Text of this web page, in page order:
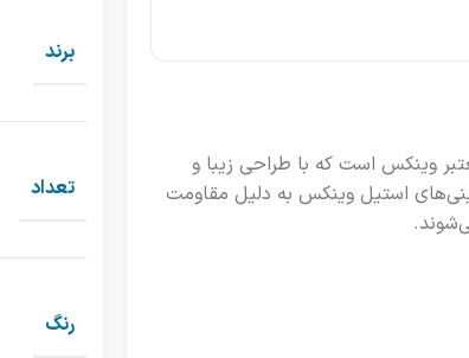
وینکس است که با طراحی زیبا و
استیل وینکس به دلیل مقاومت
برند
تعداد
رنگ